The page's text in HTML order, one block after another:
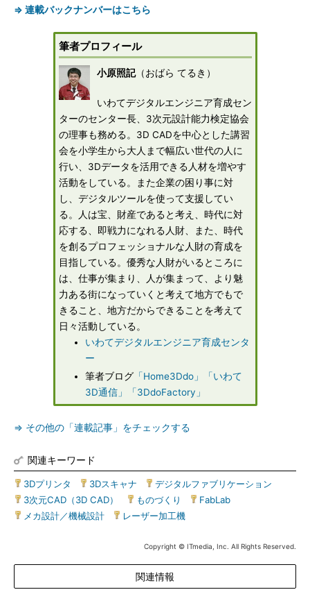
⇒ 連載バックナンバーはこちら
筆者プロフィール
小原照記（おばら てるき）
いわてデジタルエンジニア育成セン
ターのセンター長、3次元設計能力検定協会
の理事も務める。3D CADを中心とした講習
会を小学生から大人まで幅広い世代の人に
行い、3Dデータを活用できる人材を増やす
活動をしている。また企業の困り事に対
し、デジタルツールを使って支援してい
る。人は宝、財産であると考え、時代に対
応する、即戦力になれる人財、また、時代
を創るプロフェッショナルな人財の育成を
目指している。優秀な人財がいるところに
は、仕事が集まり、人が集まって、より魅
力ある街になっていくと考えて地方でもで
きること、地方だからできることを考えて
日々活動している。
いわてデジタルエンジニア育成センタ
ー
筆者ブログ「Home3Ddo」
「いわて
3D通信」
「3DdoFactory」
⇒ その他の「連載記事」をチェックする
関連キーワード
3Dプリンタ 3Dスキャナ デジタルファブリケーション
3次元CAD（3D CAD）
ものづくり FabLab
メカ設計／機械設計
レーザー加工機
Copyright © ITmedia, Inc. All Rights Reserved.
関連情報